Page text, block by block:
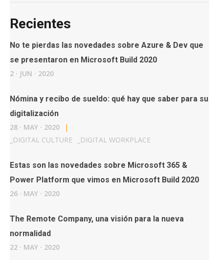
Recientes
No te pierdas las novedades sobre Azure & Dev que
se presentaron en Microsoft Build 2020
2 · JUN · 2020
Nómina y recibo de sueldo: qué hay que saber para su
digitalización
28 · MAY · 2020
|
DIGITAL CULTURE DIGITAL WORKPLACE
Estas son las novedades sobre Microsoft 365 &
Power Platform que vimos en Microsoft Build 2020
26 · MAY · 2020
The Remote Company, una visión para la nueva
normalidad
22 · MAY · 2020